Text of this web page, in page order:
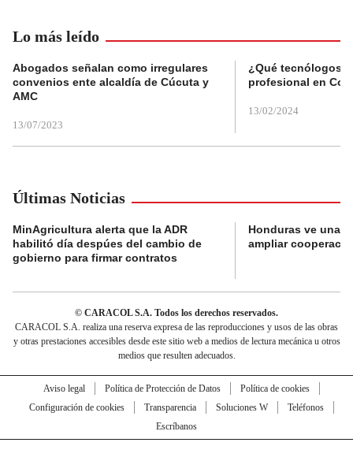
Lo más leído
Abogados señalan como irregulares
convenios ente alcaldía de Cúcuta y
AMC
13/07/2023
¿Qué tecnólogos
profesional en
13/02/2024
Últimas Noticias
MinAgricultura alerta que la ADR
habilitó día despúes del cambio de
gobierno para firmar contratos
Honduras ve una
ampliar
© CARACOL S.A. Todos los derechos reservados.
CARACOL S.A. realiza una reserva expresa de las reproducciones y usos de las obras
y otras prestaciones accesibles desde este sitio web a medios de lectura mecánica u otros
medios que resulten adecuados.
Aviso legal Política de Protección de Datos
Política de cookies
Configuración de cookies
Transparencia Soluciones W
Teléfonos
Escríbanos